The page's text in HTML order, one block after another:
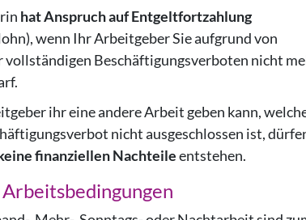
hat Anspruch auf Entgeltfortzahlung
wenn Ihr Arbeitgeber Sie aufgrund von
vollständigen Beschäftigungsverboten nicht
ihr eine andere Arbeit geben kann,
nicht ausgeschlossen ist,
finanziellen Nachteileentstehen.